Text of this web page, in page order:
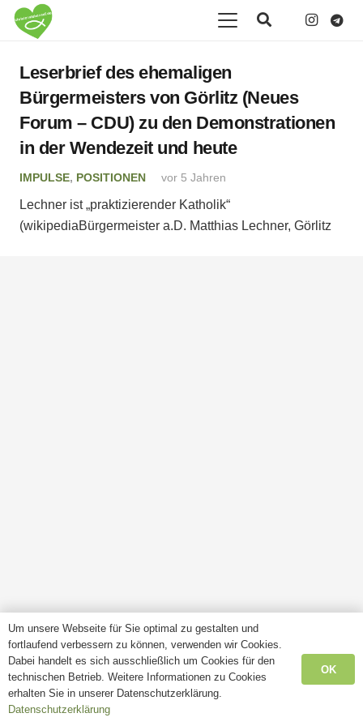
Leserbrief des ehemaligen
Bürgermeisters von Görlitz (Neues
Forum – CDU) zu den Demonstrationen
in der Wendezeit und heute
IMPULSE, POSITIONEN vor 5 Jahren
Lechner ist „praktizierender Katholik“
(wikipediaBürgermeister a.D. Matthias Lechner, Görlitz
Um unsere Webseite für Sie optimal zu gestalten und
fortlaufend verbessern zu können, verwenden wir Cookies.
Dabei handelt es sich ausschließlich um Cookies für den
technischen Betrieb. Weitere Informationen zu Cookies
erhalten Sie in unserer Datenschutzerklärung.
Datenschutzerklärung
OK